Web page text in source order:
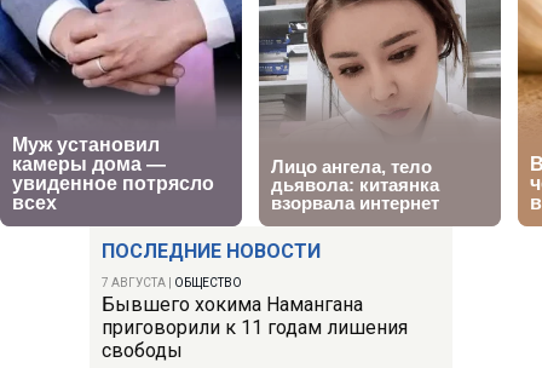
ПОСЛЕДНИЕ НОВОСТИ
7 АВГУСТА ОБЩЕСТВО
Бывшего хокима Намангана
приговорили к 11 годам лишения
свободы